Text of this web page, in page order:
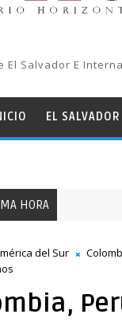
El Salvador E
EL SALVADOR
HORA
del Sur